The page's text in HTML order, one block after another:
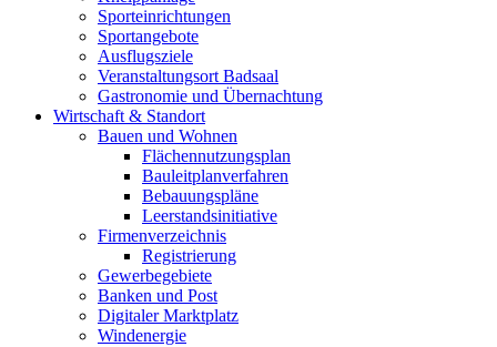
Sporteinrichtungen
Sportangebote
Ausflugsziele
Veranstaltungsort Badsaal
Gastronomie und Übernachtung
Wirtschaft & Standort
Bauen und Wohnen
Flächennutzungsplan
Bauleitplanverfahren
Bebauungspläne
Leerstandsinitiative
Firmenverzeichnis
Registrierung
Gewerbegebiete
Banken und Post
Digitaler Marktplatz
Windenergie